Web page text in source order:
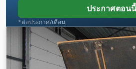
ประกาศตอน
*ต่อประกาศ/เดือน